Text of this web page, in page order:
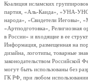
Коалиция исламских
партия, «Аль-Каида», «УНА-
народа», «Свидетели Иеговы»,
«Артподготовка», Религиозная
в России» и входящие в ее
Информация, размещенная на
дизайна, логотипы, товарные
законодательством
могут быть использованы без
ГК РФ, при любом